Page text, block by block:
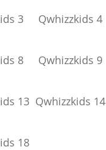
3
Qwhizzkids 4
8
Qwhizzkids 9
13 Qwhizzkids 14
18